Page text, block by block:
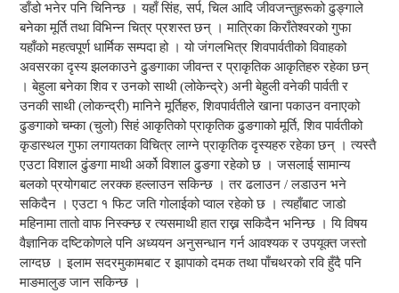
डाँडो भनेर पनि चिनिन्छ । यहाँ सिंह, सर्प, चिल आदि जीवजन्तुहरूको ढुङ्गाले
बनेका मूर्ति तथा विभिन्न चित्र प्रशस्त छन् । मात्रिका किराँतेश्वरको गुफा
यहाँको महत्वपूर्ण धार्मिक सम्पदा हो । यो जंगलभित्र शिवपार्वतीको विवाहको
अवसरका दृस्य झलकाउने ढुङगाका जीवन्त र प्राकृतिक आकृतिहरु रहेका छन्
। बेहुला बनेका शिव र उनको साथी (लोकेन्द्रे) अनी बेहुली वनेकी पार्वती र
उनकी साथी (लोकन्द्री) मानिने मूर्तिहरु, शिवपार्वतीले खाना पकाउन वनाएको
ढुङगाको चम्का (चुलो) सिहं आकृतिको प्राकृतिक ढुङगाको मूर्ति, शिव पार्वतीको
कृडास्थल गुफा लगायतका विचित्र लाग्ने प्राकृतिक दृस्यहरु रहेका छन् । त्यस्तै
एउटा विशाल ढुंङगा माथी अर्को विशाल ढुङगा रहेको छ । जसलाई सामान्य
बलको प्रयोगबाट लरक्क हल्लाउन सकिन्छ । तर ढलाउन / लडाउन भने
सकिदैन । एउटा १ फिट जति गोलाईको प्वाल रहेको छ । त्यहाँबाट जाडो
महिनामा तातो वाफ निस्क्न्छ र त्यसमाथी हात राख्न सकिदैन भनिन्छ । यि विषय
वैज्ञानिक दष्टिकोणले पनि अध्ययन अनुसन्धान गर्न आवश्यक र उपयूक्त जस्तो
लाग्दछ । इलाम सदरमुकामबाट र झापाको दमक तथा पाँचथरको रवि हुँदै पनि
माङमालुङ जान सकिन्छ ।